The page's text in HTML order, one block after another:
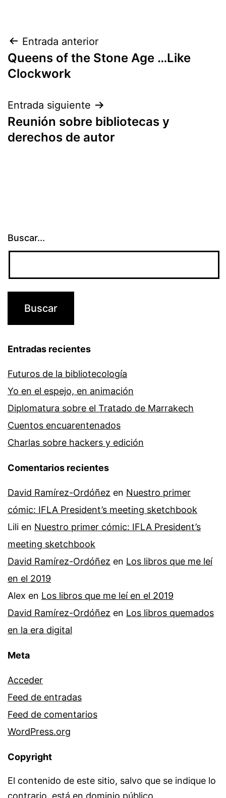
Navegación
de
Entrada anterior
Queens of the Stone Age …Like
Clockwork
Entrada siguiente
Reunión sobre bibliotecas y
derechos de autor
Buscar...
Entradas recientes
Futuros de la bibliotecología
Yo en el espejo, en animación
Diplomatura sobre el Tratado de Marrakech
Cuentos encuarentenados
Charlas sobre hackers y edición
Comentarios recientes
David Ramírez-Ordóñez en Nuestro primer
cómic: IFLA President’s meeting sketchbook
Lili en Nuestro primer cómic: IFLA President’s
meeting sketchbook
David Ramírez-Ordóñez en Los libros que me leí
en el 2019
Alex en Los libros que me leí en el 2019
David Ramírez-Ordóñez en Los libros quemados
en la era digital
Meta
Acceder
Feed de entradas
Feed de comentarios
WordPress.org
Copyright
El contenido de este sitio, salvo que se indique lo